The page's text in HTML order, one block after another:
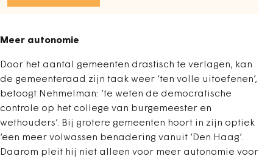
Meer autonomie
Door het aantal gemeenten drastisch te verlagen, kan
de gemeenteraad zijn taak weer ‘ten volle uitoefenen’,
betoogt Nehmelman: ‘te weten de democratische
controle op het college van burgemeester en
wethouders’. Bij grotere gemeenten hoort in zijn optiek
‘een meer volwassen benadering vanuit ‘Den Haag’.
Daarom pleit hij niet alleen voor meer autonomie voor